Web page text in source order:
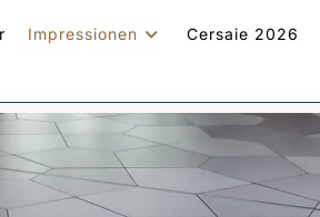
Impressionen Cersaie 2026